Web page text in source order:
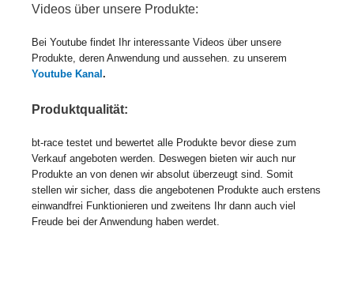
Videos über unsere Produkte:
Bei Youtube findet Ihr interessante Videos über unsere
Produkte, deren Anwendung und aussehen. zu unserem
Youtube Kanal .
Produktqualität:
bt-race testet und bewertet alle Produkte bevor diese zum
Verkauf angeboten werden. Deswegen bieten wir auch nur
Produkte an von denen wir absolut überzeugt sind. Somit
stellen wir sicher, dass die angebotenen Produkte auch erstens
einwandfrei Funktionieren und zweitens Ihr dann auch viel
Freude bei der Anwendung haben werdet.